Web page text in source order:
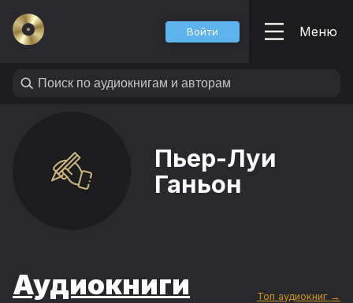
Войти Меню
Пьер-Луи
Ганьон
Аудиокниги Топ аудиокниг →